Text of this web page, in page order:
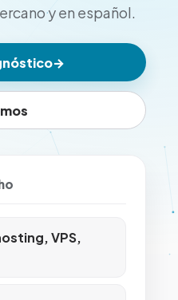
y en español.
→
VPS,